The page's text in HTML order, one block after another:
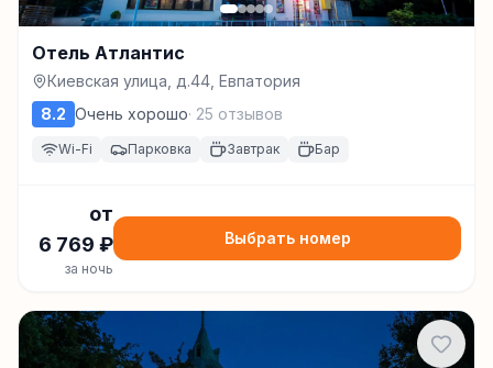
Отель Атлантис
Киевская улица, д.44, Евпатория
8.2 Очень хорошо· 25 отзывов
Wi-Fi Парковка Завтрак Бар
от
6 769 ₽
за ночь
Выбрать номер